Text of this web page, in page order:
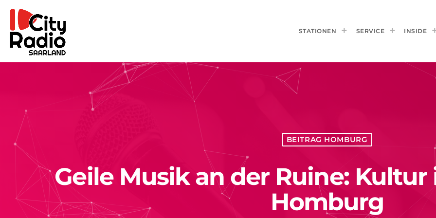
STATIONEN SERVICE INSIDE
BEITRAG HOMBURG
Geile Musik an der Ruine:
Homburg